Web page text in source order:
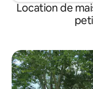
Location de